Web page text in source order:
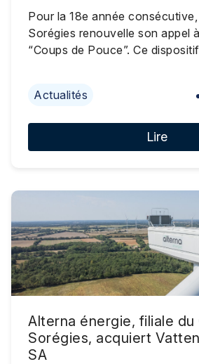
Pour la 18e année
Sorégies renouvelle son appel
“Coups de Pouce”. Ce
Actualités
Lire
Alterna énergie, filiale du
Sorégies, acquiert
SA